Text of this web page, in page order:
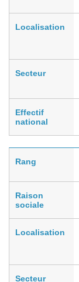
Localisation
Secteur
Effectif
national
Rang
Raison
sociale
Localisation
Secteur